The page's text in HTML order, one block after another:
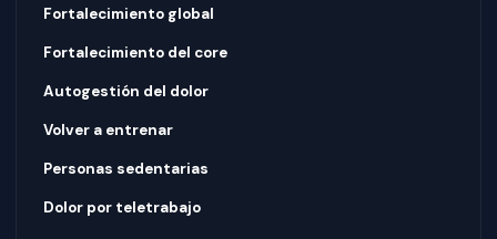
Fortalecimiento global
Fortalecimiento del core
Autogestión del dolor
Volver a entrenar
Personas sedentarias
Dolor por teletrabajo